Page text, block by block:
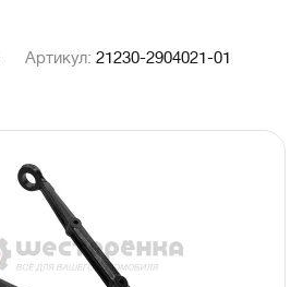
Артикул: 21230-2904021-01